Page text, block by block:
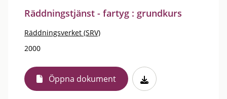
Räddningstjänst - fartyg : grundkurs
Räddningsverket (SRV)
2000
Öppna dokument